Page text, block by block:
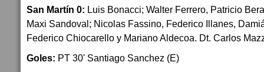
San Martín 0: Luis Bonacci; Walter Ferrero, Patricio
Maxi Sandoval; Nicolas Fassino, Federico Illanes,
Federico Chiocarello y Mariano Aldecoa. Dt. Carlos
Goles: PT 30' Santiago Sanchez (E)